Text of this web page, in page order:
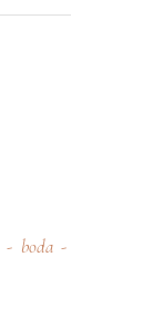
boda